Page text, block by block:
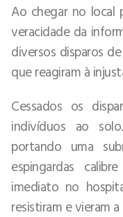
Ao chegar no local
veracidade da
diversos disparos
que reagiram à
Cessados os
indivíduos ao
portando uma
espingardas
imediato no
resistiram e vieram